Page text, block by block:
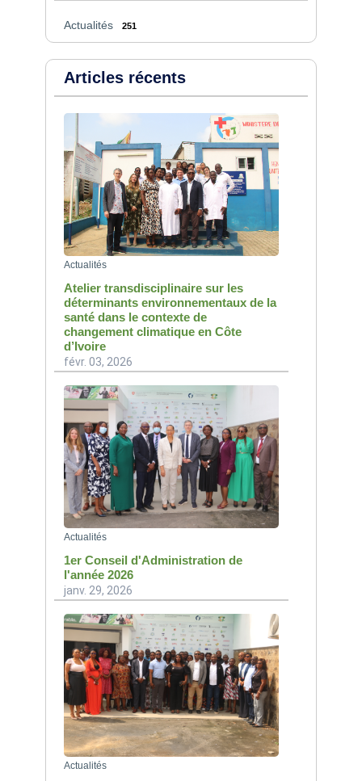
Actualités 251
Articles récents
Actualités
Atelier transdisciplinaire sur les
déterminants environnementaux de la
santé dans le contexte de
changement climatique en Côte
d’Ivoire
févr. 03, 2026
Actualités
1er Conseil d'Administration de
l'année 2026
janv. 29, 2026
Actualités